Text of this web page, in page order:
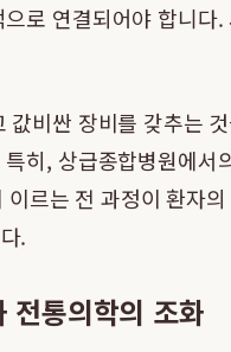
로 연결되어야 합니
비싼 장비를 갖추는
히, 상급종합병원에
르는 전 과정이 환자
.
전통의학의 조화